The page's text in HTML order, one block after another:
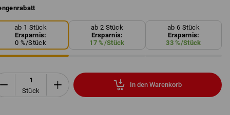
ab 1 Stück
Ersparnis:
0 %/Stück
ab 2 Stück
Ersparnis:
17 %/Stück
ab 6 Stück
Ersparnis:
33 %/Stück
Stück
In den Warenkorb